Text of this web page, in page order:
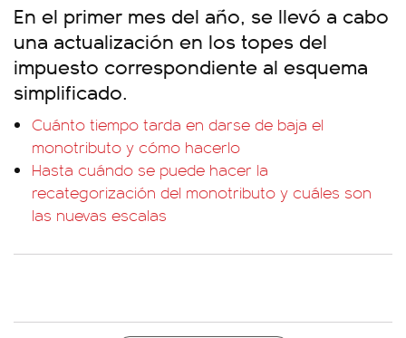
En el primer mes del año, se llevó a cabo
una actualización en los topes del
impuesto correspondiente al esquema
simplificado.
Cuánto tiempo tarda en darse de baja el
monotributo y cómo hacerlo
Hasta cuándo se puede hacer la
recategorización del monotributo y cuáles son
las nuevas escalas